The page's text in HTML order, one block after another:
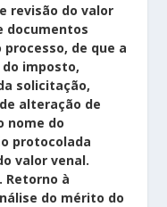
revisão do valor
documentos
de que a
imposto,
solicitação,
alteração de
nome do
protocolada
valor venal.
Retorno à
do mérito do